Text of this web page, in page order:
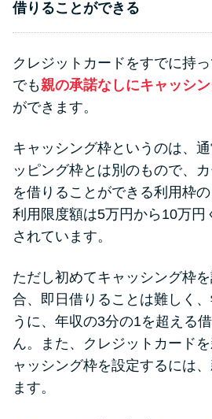
借りることができる
クレジットカードをすでに持
でも親の承諾なしにキャッシ
ができます。
キャッシング枠というのは、
ッピング枠とは別のもので、
を借りることができる利用枠
利用限度額は5万円から10万円
されています。
ただし初めてキャッシング枠
合、即日借りることは難しく
うに、年収の3分の1を超える
ん。また、クレジットカード
ャッシング枠を設定するには
ます。